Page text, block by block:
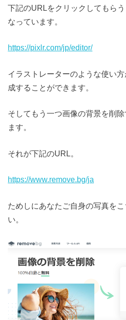
下記のURLをクリックしてもら
なっています。
https://pixlr.com/jp/editor/
イラストレーターのような使い
成することができます。
そしてもう一つ画像の背景を削
ます。
それが下記のURL。
https://www.remove.bg/ja
ためしにあなたご自身の写真を
い。